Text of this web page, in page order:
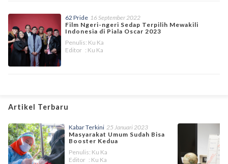
62 Pride 16 September 2022
Film Ngeri-ngeri Sedap Terpilih Mewakili
Indonesia di Piala Oscar 2023
Penulis: Ku Ka
Editor : Ku Ka
Artikel Terbaru
Kabar Terkini 25 Januari 2023
Masyarakat Umum Sudah Bisa
Booster Kedua
Penulis: Ku Ka
Editor : Ku Ka